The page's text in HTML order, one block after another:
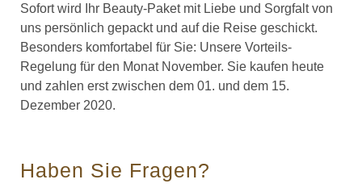
Sofort wird Ihr Beauty-Paket mit Liebe und Sorgfalt von
uns persönlich gepackt und auf die Reise geschickt.
Besonders komfortabel für Sie: Unsere Vorteils-
Regelung für den Monat November. Sie kaufen heute
und zahlen erst zwischen dem 01. und dem 15.
Dezember 2020.
Haben Sie Fragen?